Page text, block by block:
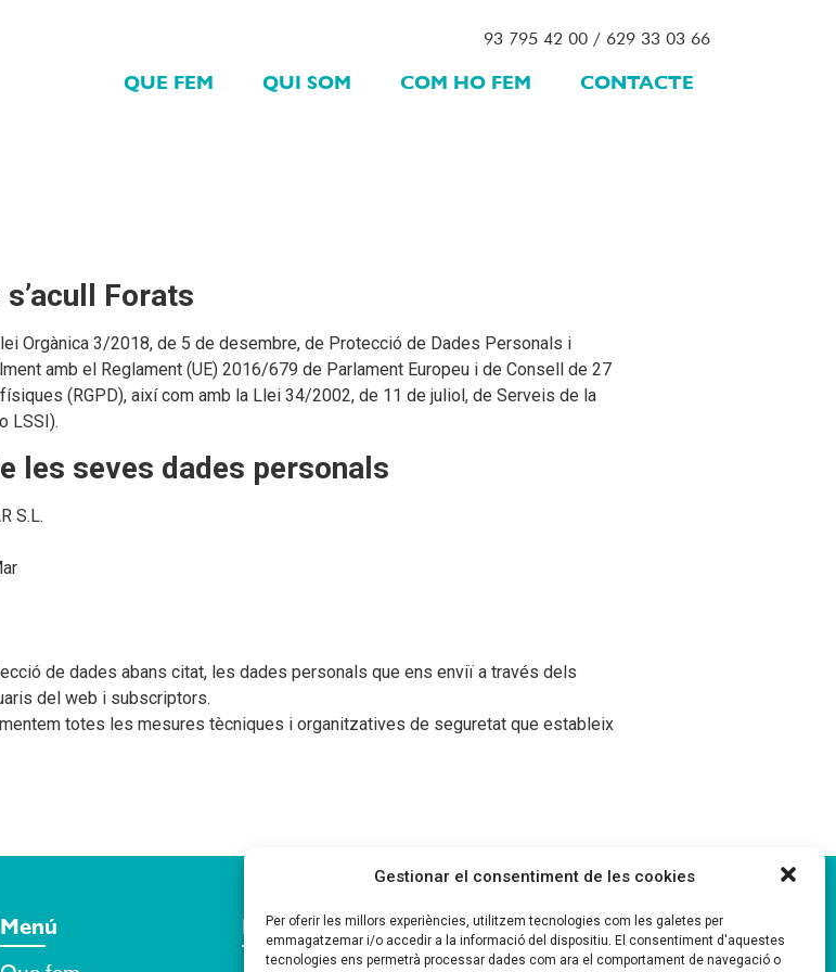
Gestionar el consentiment de les cookies
Per oferir les millors experiències, utilitzem tecnologies com les galetes per
emmagatzemar i/o accedir a la informació del dispositiu. El consentiment d'aquestes
tecnologies ens permetrà processar dades com ara el comportament de navegació o
93 795 42 00 / 629 33 03 66
QUE FEM QUI SOM COM HO FEM CONTACTE
Forats
Orgànica 3/2018, de 5 de desembre, de Protecció de Dades Personals i
amb el Reglament (UE) 2016/679 de Parlament Europeu i de Consell de 27
(RGPD), així com amb la Llei 34/2002, de 11 de juliol, de Serveis de la
LSSI).
les seves dades personals
S.L.
de dades abans citat, les dades personals que ens enviï a través dels
del web i subscriptors.
totes les mesures tècniques i organitzatives de seguretat que estableix
Menú Informació Contacte